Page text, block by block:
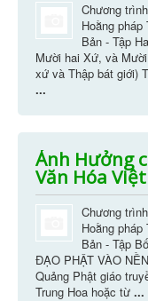
Chương
Hoằng
Bản - Tập
Mười hai Xứ, và
xứ và Thập bát giới)
...
Ảnh Hưởng
Văn Hóa
Chương
Hoằng
Bản - Tập
ÐẠO PHẬT VÀO
Quảng Phật giáo
Trung Hoa hoặc từ ...